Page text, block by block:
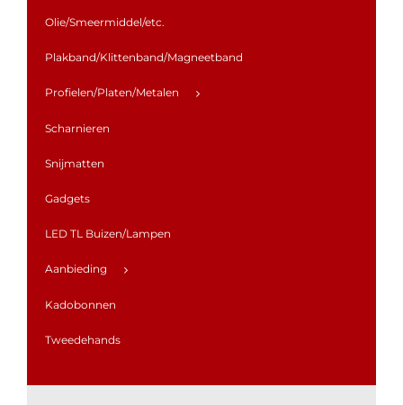
Olie/Smeermiddel/etc.
Plakband/Klittenband/Magneetband
Profielen/Platen/Metalen
Scharnieren
Snijmatten
Gadgets
LED TL Buizen/Lampen
Aanbieding
Kadobonnen
Tweedehands